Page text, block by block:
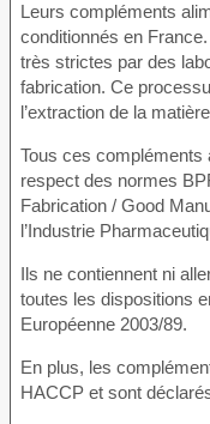
Leurs compléments
conditionnés en
très strictes par des
fabrication. Ce
l’extraction de la
Tous ces compléments
respect des normes
Fabrication / Good
l’Industrie
Ils ne contiennent ni
toutes les dispositions
Européenne 2003/89.
En plus, les
HACCP et sont